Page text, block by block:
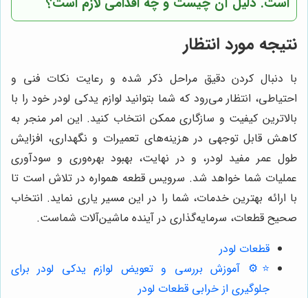
نتیجه مورد انتظار
با دنبال کردن دقیق مراحل ذکر شده و رعایت نکات فنی و
احتیاطی، انتظار می‌رود که شما بتوانید لوازم یدکی لودر خود را با
بالاترین کیفیت و سازگاری ممکن انتخاب کنید. این امر منجر به
کاهش قابل توجهی در هزینه‌های تعمیرات و نگهداری، افزایش
طول عمر مفید لودر، و در نهایت، بهبود بهره‌وری و سودآوری
عملیات شما خواهد شد. سرویس قطعه همواره در تلاش است تا
با ارائه بهترین خدمات، شما را در این مسیر یاری نماید. انتخاب
صحیح قطعات، سرمایه‌گذاری در آینده ماشین‌آلات شماست.
قطعات لودر
⭐️⚙️ آموزش بررسی و تعویض لوازم یدکی لودر برای
جلوگیری از خرابی قطعات لودر